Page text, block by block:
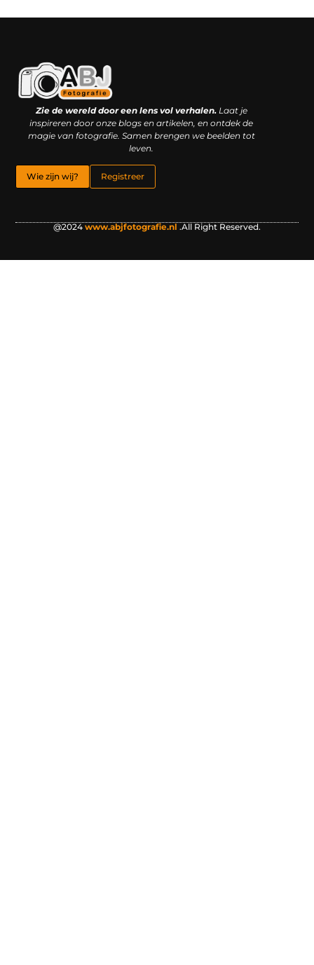
Zie de wereld door een lens vol verhalen.Laat je
inspireren door onze blogs en artikelen, en ontdek de
magie van fotografie. Samen brengen we beelden tot
leven.
Wie zijn wij? Registreer
@2024 www.abjfotografie.nl .All Right Reserved.